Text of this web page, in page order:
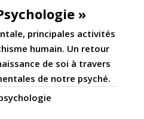
»
principales activités
humain. Un retour
de soi à travers
de notre psyché.